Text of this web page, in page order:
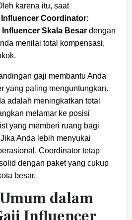
karena itu, saat
Influencer Coordinator:
Skala Besar dengan
menilai total kompensasi,
gaji membantu Anda
yang paling menguntungkan.
adalah meningkatkan total
melamar ke posisi
yang memberi ruang bagi
Anda lebih menyukai
Coordinator tetap
dengan paket yang cukup
besar.
dalam
Influencer